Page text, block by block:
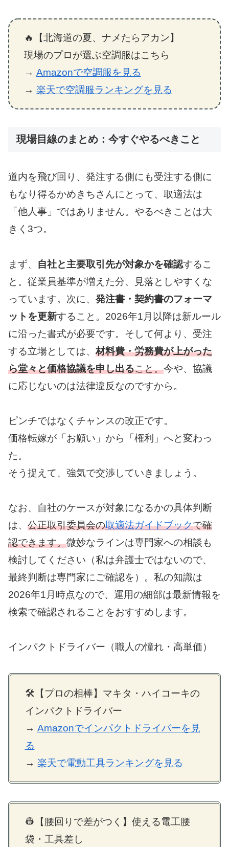
🔥【北海道の夏、ナメたらアカン】
現場のプロが選ぶ空調服はこちら
→ Amazonで空調服を見る
→ 楽天で空調服ランキングを見る
現場目線のまとめ：今すぐやるべきこと
道内を飛び回り、発注する側にも受注する側に
もなり得るかめきちさんにとって、取適法は
「他人事」ではありません。やるべきことは大
きく3つ。
まず、 自社と主要取引先が対象かを確認するこ
と。従業員基準が増えた分、見落としやすくな
っています。次に、 発注書・契約書のフォーマ
ットを更新すること。2026年1月以降は新ルール
に沿った書式が必要です。そして何より、受注
する立場としては、材料費・労務費が上がった
ら堂々と価格協議を申し出ること。今や、協議
に応じないのは法律違反なのですから。
ピンチではなくチャンスの改正です。
価格転嫁が「お願い」から「権利」へと変わっ
た。
そう捉えて、強気で交渉していきましょう。
なお、自社のケースが対象になるかの具体判断
は、 公正取引委員会の取適法ガイドブックで確
認できます。微妙なラインは専門家への相談も
検討してください（私は弁護士ではないので、
最終判断は専門家にご確認を）。私の知識は
2026年1月時点なので、運用の細部は最新情報を
検索で確認されることをおすすめします。
インパクトドライバー（職人の憧れ・高単価）
🛠【プロの相棒】マキタ・ハイコーキの
インパクトドライバー
→ Amazonでインパクトドライバーを見
る
→ 楽天で電動工具ランキングを見る
👷【腰回りで差がつく】使える電工腰
袋・工具差し